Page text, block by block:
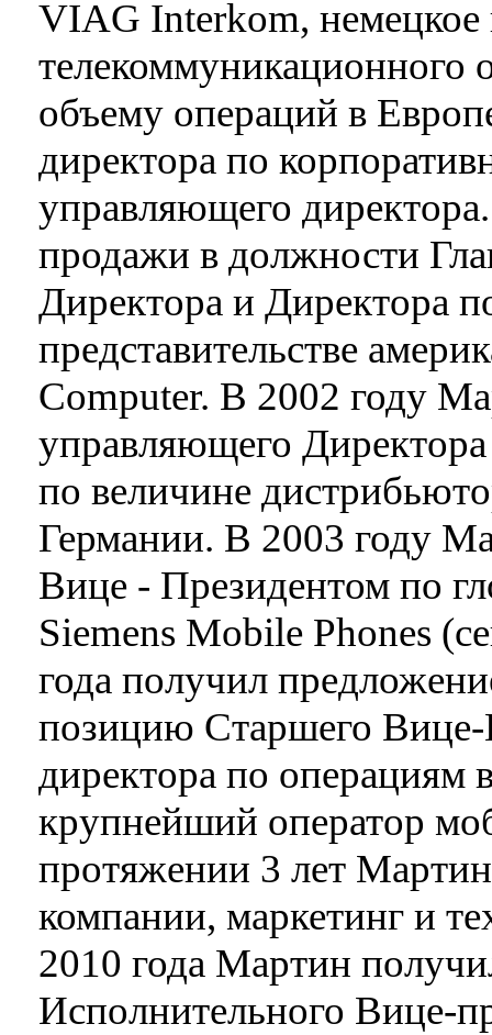
VIAG Interkom, немецкое
телекоммуникационного
объему операций в
директора по
управляющего
продажи в должности
Директора и Директора
представительстве
Computer. В 2002 году
управляющего
по величине
Германии. В 2003 году
Вице - Президентом по
Siemens Mobile Phones
года получил
позицию Старшего Вице-
директора по операциям
крупнейший оператор
протяжении 3 лет Мартин
компании, маркетинг и
2010 года Мартин
Исполнительного Вице-